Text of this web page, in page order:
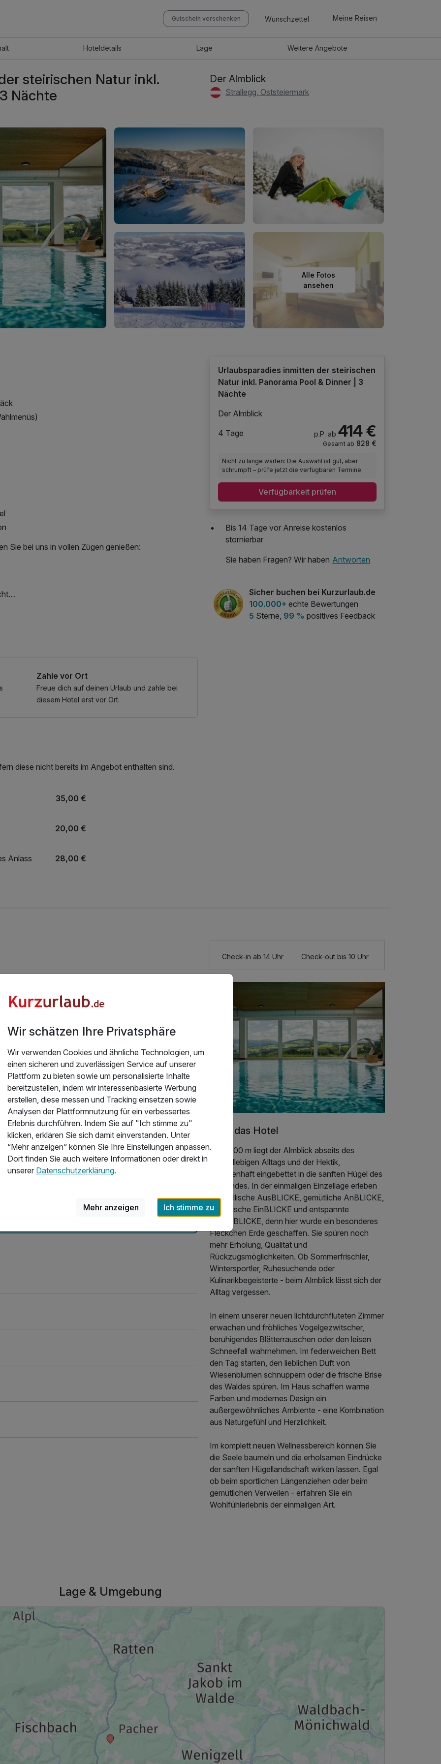
Gutschein verschenken Wunschzettel Meine Reisen
Hoteldetails Lage WeitereAngebote
steirischen Natur inkl.
Nächte
Der Almblick
Strallegg, Oststeiermark
Alle Fotos
ansehen
Sie bei uns in vollen Zügen genießen:
LAN Nutzung / Internetnutzung, Lunchpaket,
Zahle vor Ort
Freue dich auf deinen Urlaub und zahle bei
diesem Hotel erst vor Ort.
diese nicht bereits im Angebot enthalten sind.
35,00 €
20,00 €
Anlass 28,00 €
Urlaubsparadies inmitten der steirischen
Natur inkl. Panorama Pool & Dinner | 3
Nächte
Der Almblick
4 Tage
p.P. ab 414 €
Gesamt ab 828 €
Nicht zu lange warten: Die Auswahl ist gut, aber
schrumpft – prüfe jetzt die verfügbaren Termine.
Verfügbarkeit prüfen
Bis 14 Tage vor Anreise kostenlos
stornierbar
Sie haben Fragen? Wir haben Antworten
Sicher buchen bei Kurzurlaub.de
100.000+ echte Bewertungen
5 Sterne, 99 % positives Feedback
Fahrradverleih
auf die umliegenden Almen | 2
Lage für erholsame Tage abseits der Hektik
und Ruhe. Sehr schöne Wellnessanlage. Ein
ist
Check-in ab 14 Uhr Check-out bis 10 Uhr
Über das Hotel
Auf 1000 m liegt der Almblick abseits des
schnelllebigen Alltags und der Hektik,
märchenhaft eingebettet in die sanften Hügel des
Jogllandes. In der einmaligen Einzellage erleben
Sie idyllische AusBLICKE, gemütliche AnBLICKE,
kulinarische EinBLICKE und entspannte
AugenBLICKE, denn hier wurde ein besonderes
Fleckchen Erde geschaffen. Sie spüren noch
mehr Erholung, Qualität und
Rückzugsmöglichkeiten. Ob Sommerfrischler,
Wintersportler, Ruhesuchende oder
Kulinarikbegeisterte - beim Almblick lässt sich der
Alltag vergessen.
In einem unserer neuen lichtdurchfluteten Zimmer
erwachen und fröhliches Vogelgezwitscher,
beruhigendes Blätterrauschen oder den leisen
Schneefall wahrnehmen. Im federweichen Bett
den Tag starten, den lieblichen Duft von
Wiesenblumen schnuppern oder die frische Brise
des Waldes spüren. Im Haus schaffen warme
Farben und modernes Design ein
außergewöhnliches Ambiente - eine Kombination
aus Naturgefühl und Herzlichkeit.
Im komplett neuen Wellnessbereich können Sie
die Seele baumeln und die erholsamen Eindrücke
der sanften Hügellandschaft wirken lassen. Egal
ob beim sportlichen Längenziehen oder beim
gemütlichen Verweilen - erfahren Sie ein
Wohlfühlerlebnis der einmaligen Art.
Lage & Umgebung
Wir schätzen Ihre Privatsphäre
Wir verwenden Cookies und ähnliche Technologien, um
einen sicheren und zuverlässigen Service auf unserer
Plattform zu bieten sowie um personalisierte Inhalte
bereitzustellen, indem wir interessenbasierte Werbung
erstellen, diese messen und Tracking einsetzen sowie
Analysen der Plattformnutzung für ein verbessertes
Erlebnis durchführen. Indem Sie auf "Ich stimme zu"
klicken, erklären Sie sich damit einverstanden. Unter
“Mehr anzeigen” können Sie Ihre Einstellungen anpassen.
Dort finden Sie auch weitere Informationen oder direkt in
unserer Datenschutzerklärung.
Mehr anzeigen Ich stimme zu